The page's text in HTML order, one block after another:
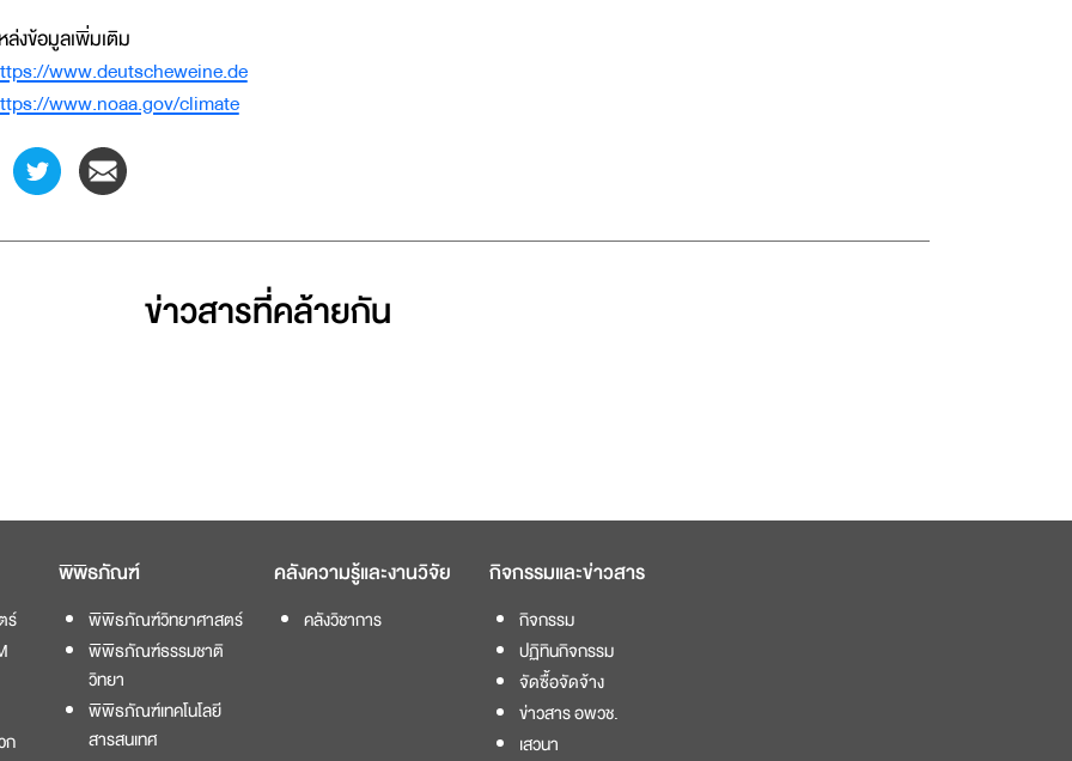
ล่งข้อมูลเพิ่มเติม
www.deutscheweine.de
www.noaa.gov/climate
ข่าวสารที่่คล้ายกัน
ร์
ก
พิพิธภัณฑ์
พิพิธภัณฑ์วิทยาศาสตร์
พิพิธภัณฑ์ธรรมชาติ
วิทยา
พิพิธภัณฑ์เทคโนโลยี
สารสนเทศ
คลังความรู้และงานวิจัย
คลังวิชาการ
กิจกรรมและข่าวสาร
กิจกรรม
ปฏิทินกิจกรรม
จัดซื้อจัดจ้าง
ข่าวสาร อพวช.
เสวนา